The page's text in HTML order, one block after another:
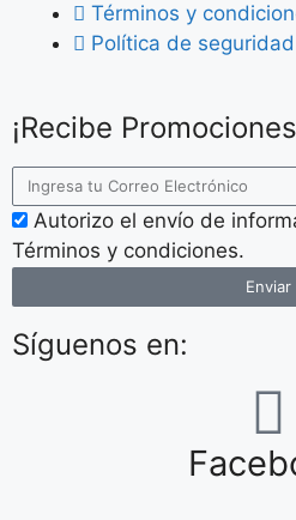
Términos y
Política de
¡Recibe
Autorizo el envío de
Términos y condiciones.
Enviar
Síguenos en: